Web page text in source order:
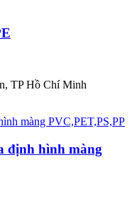
TP Hồ Chí Minh
định hình màng